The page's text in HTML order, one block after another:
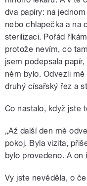
dva papíry: na
nebo chlapečka a na
sterilizaci. Pořád
protože nevím, co
jsem podepsala
něm bylo. Odvezli
druhý císařský řez a
Co nastalo, když jste
„Až další den mě
pokoj. Byla vizita,
bylo provedeno. A on
Vy jste nevěděla, o